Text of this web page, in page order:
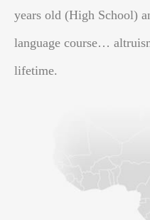
years old (High School)
language course…
lifetime.